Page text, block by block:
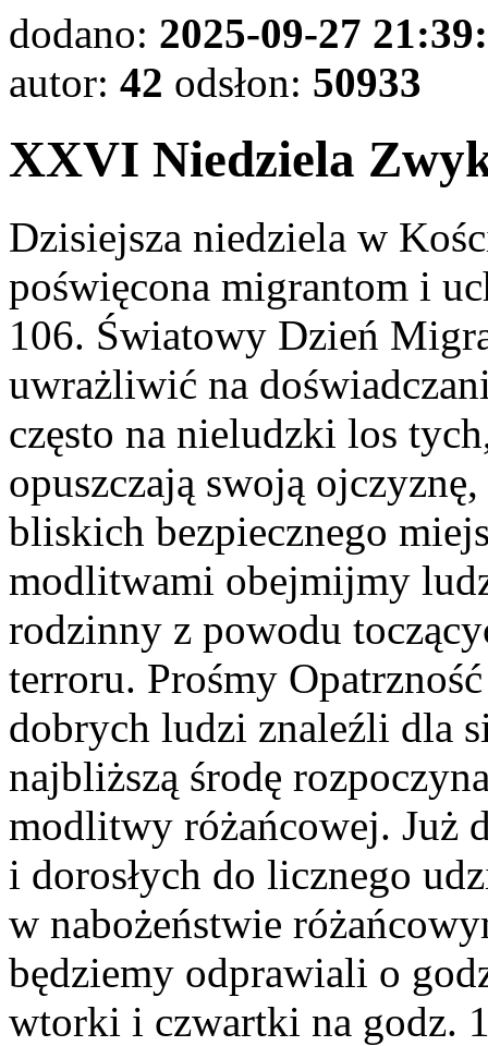
dodano: 2025-09-27
autor: 42 odsłon: 50933
XXVI Niedziela
Dzisiejsza niedziela w
poświęcona migrantom i
106. Światowy Dzień
uwrażliwić na
często na nieludzki los
opuszczają swoją
bliskich bezpiecznego
modlitwami obejmijmy
rodzinny z powodu
terroru. Prośmy
dobrych ludzi znaleźli dla
najbliższą środę
modlitwy różańcowej. Już
i dorosłych do licznego
w nabożeństwie
będziemy odprawiali o
wtorki i czwartki na godz.